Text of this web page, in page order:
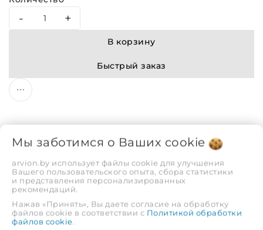
- +
В корзину
Быстрый заказ
Описание Отзывы
ХАРАКТЕРИСТИКИ
Мы заботимся о Ваших cookie
arvion.by использует файлы cookie для улучшения
Вашего пользовательского опыта, сбора статистики
и представления персонализированных
рекомендаций.
Нажав «Принять», Вы даете согласие на обработку
файлов cookie в соответствии с Политикой обработки
файлов cookie.